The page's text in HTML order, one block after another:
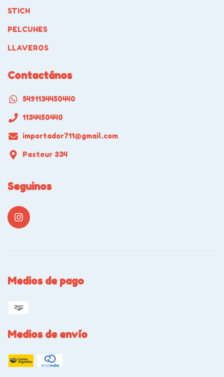
STICH
PELCUHES
LLAVEROS
Contactános
5491134450440
1134450440
importador711@gmail.com
Pasteur 334
Seguinos
Medios de pago
Medios de envío